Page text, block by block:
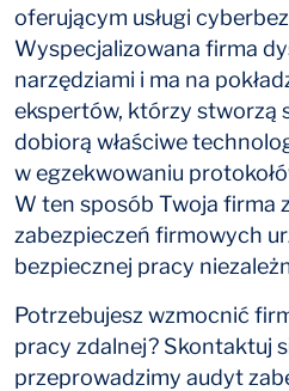
oferującym usługi
Wyspecjalizowana firma
narzędziami i ma na
ekspertów, którzy stworzą
dobiorą właściwe
w egzekwowaniu
W ten sposób Twoja firma
zabezpieczeń firmowych
bezpiecznej pracy
Potrzebujesz wzmocnić
pracy zdalnej? Skontaktuj
przeprowadzimy audyt